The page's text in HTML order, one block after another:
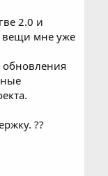
2.0 и
вещи мне уже
обновления
??